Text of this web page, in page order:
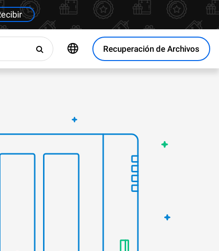
Recuperación de Archivos